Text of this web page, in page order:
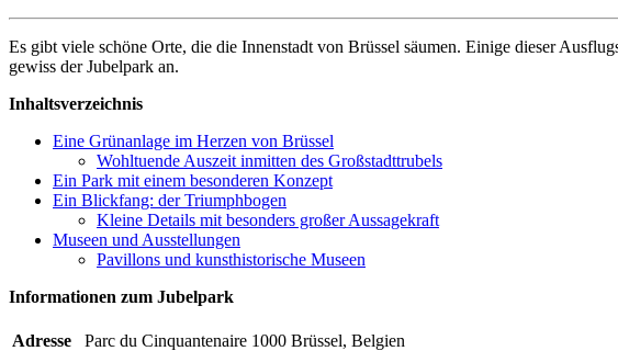
Es gibt viele schöne Orte, die die Innenstadt von Brüssel säumen. Einige dieser
gewiss der Jubelpark an.
Inhaltsverzeichnis
Eine Grünanlage im Herzen von Brüssel
Wohltuende Auszeit inmitten des Großstadttrubels
Ein Park mit einem besonderen Konzept
Ein Blickfang: der Triumphbogen
Kleine Details mit besonders großer Aussagekraft
Museen und Ausstellungen
Pavillons und kunsthistorische Museen
Informationen zum Jubelpark
Adresse
Parc du Cinquantenaire 1000 Brüssel, Belgien